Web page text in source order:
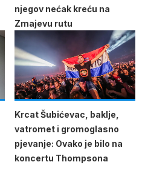
njegov nećak kreću na
Zmajevu rutu
Krcat Šubićevac, baklje,
vatromet i gromoglasno
pjevanje: Ovako je bilo na
koncertu Thompsona